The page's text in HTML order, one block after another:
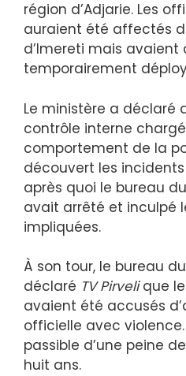
région d’Adjarie. Les
auraient été affectés
d’Imereti mais avaient
temporairement
Le ministère a déclaré
contrôle interne
comportement de la
découvert les incidents
après quoi le bureau
avait arrêté et inculpé
impliquées.
À son tour, le bureau
déclaré TV Pirvelique
avaient été accusés
officielle avec
passible d’une peine
huit ans.